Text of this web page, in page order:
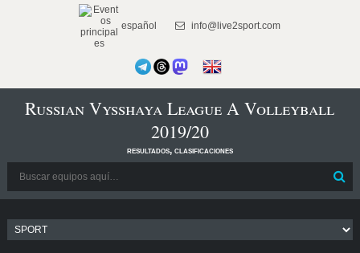
español info@live2sport.com
Russian Vysshaya League A Volleyball
2019/20
resultados, clasificaciones